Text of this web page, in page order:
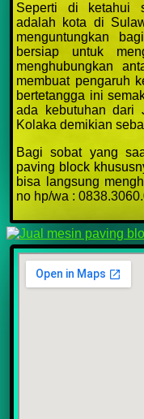
Seperti di ketahui
adalah kota di
menguntungkan
bersiap untuk
menghubungkan
membuat pengaruh
bertetangga ini
ada kebutuhan dari
Kolaka demikian
Bagi sobat yang
paving block
bisa langsung
no hp/wa :